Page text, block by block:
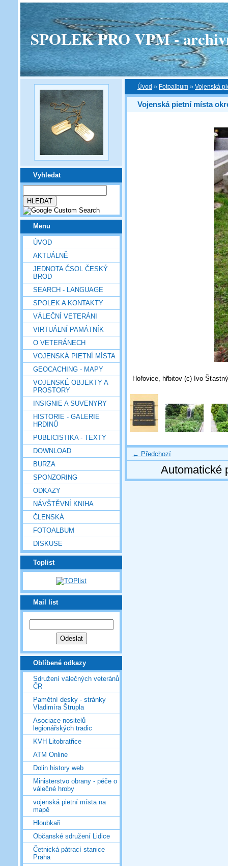
SPOLEK PRO VPM -
Vyhledat
Menu
ÚVOD
AKTUÁLNĚ
JEDNOTA ČSOL ČESKÝ
BROD
SEARCH - LANGUAGE
SPOLEK A KONTAKTY
VÁLEČNÍ VETERÁNI
VIRTUÁLNÍ PAMÁTNÍK
O VETERÁNECH
VOJENSKÁ PIETNÍ MÍSTA
GEOCACHING - MAPY
VOJENSKÉ OBJEKTY A
PROSTORY
INSIGNIE A SUVENYRY
HISTORIE - GALERIE
HRDINŮ
PUBLICISTIKA - TEXTY
DOWNLOAD
BURZA
SPONZORING
ODKAZY
NÁVŠTĚVNÍ KNIHA
ČLENSKÁ
FOTOALBUM
DISKUSE
Toplist
Mail list
Oblíbené odkazy
Sdružení válečných veteránů
ČR
Pamětní desky - stránky
Vladimíra Štrupla
Asociace nositelů
legionářských tradic
KVH Litobratřice
ATM Online
Dolin history web
Ministerstvo obrany - péče o
válečné hroby
vojenská pietní místa na
mapě
Hloubkaři
Občanské sdružení Lidice
Četnická pátrací stanice
Praha
Úvod » Fotoalbum » Vojenská
Vojenská pietní místa
Hořovice, hřbitov (c) Ivo
← Předchozí
Automatické